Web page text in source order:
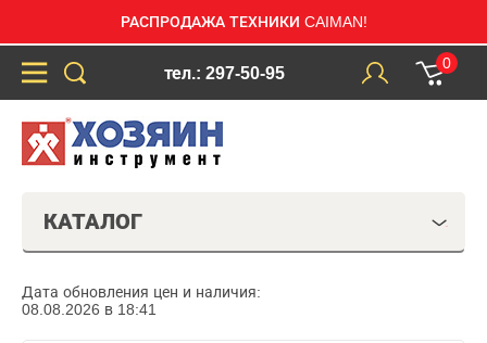
РАСПРОДАЖА ТЕХНИКИ CAIMAN!
тел.: 297-50-95
0
КАТАЛОГ
Дата обновления цен и наличия:
08.08.2026 в 18:41